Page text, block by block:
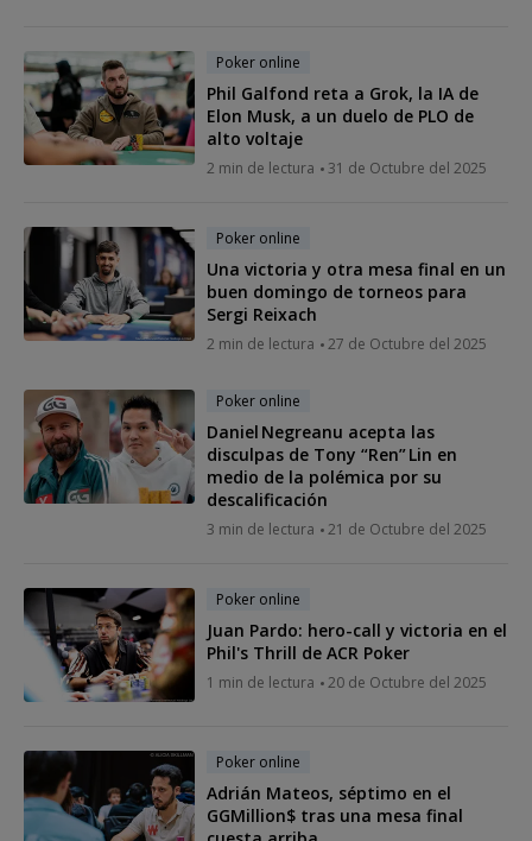
Poker online
Phil Galfond reta a Grok, la IA de
Elon Musk, a un duelo de PLO de
alto voltaje
2 min de lectura 31 de Octubre del 2025
Poker online
Una victoria y otra mesa final en un
buen domingo de torneos para
Sergi Reixach
2 min de lectura 27 de Octubre del 2025
Poker online
Daniel Negreanu acepta las
disculpas de Tony “Ren” Lin en
medio de la polémica por su
descalificación
3 min de lectura 21 de Octubre del 2025
Poker online
Juan Pardo: hero-call y victoria en el
Phil's Thrill de ACR Poker
1 min de lectura 20 de Octubre del 2025
Poker online
Adrián Mateos, séptimo en el
GGMillion$ tras una mesa final